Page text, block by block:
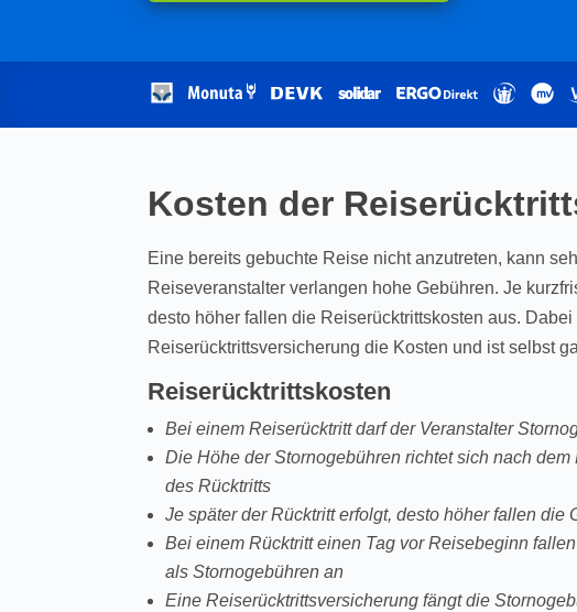
Kosten der
Eine bereits gebuchte Reise nicht anzutreten, kann
Reiseveranstalter verlangen hohe Gebühren. Je
desto höher fallen die Reiserücktrittskosten aus.
Reiserücktrittsversicherung die Kosten und ist selbst
Reiserücktrittskosten
Bei einem Reiserücktritt darf der Veranstalter
Die Höhe der Stornogebühren richtet sich nach
des Rücktritts
Je später der Rücktritt erfolgt, desto höher fallen die
Bei einem Rücktritt einen Tag vor Reisebeginn
als Stornogebühren an
Eine Reiserücktrittsversicherung fängt die